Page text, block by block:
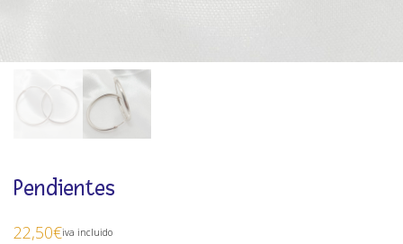
Pendientes
22,50€iva incluido